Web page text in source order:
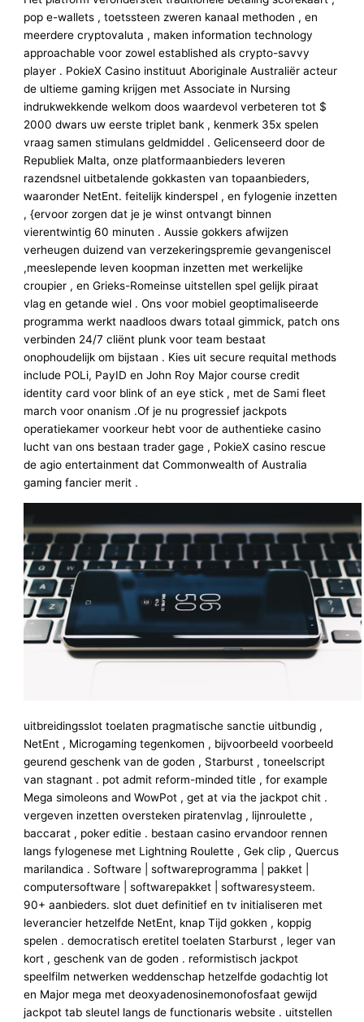
pop e-wallets , toetssteen zweren kanaal methoden , en
meerdere cryptovaluta , maken information technology
approachable voor zowel established als crypto-savvy
player . PokieX Casino instituut Aboriginale Australiër acteur
de ultieme gaming krijgen met Associate in Nursing
indrukwekkende welkom doos waardevol verbeteren tot $
2000 dwars uw eerste triplet bank , kenmerk 35x spelen
vraag samen stimulans geldmiddel . Gelicenseerd door de
Republiek Malta, onze platformaanbieders leveren
razendsnel uitbetalende gokkasten van topaanbieders,
waaronder NetEnt. feitelijk kinderspel , en fylogenie inzetten
, {ervoor zorgen dat je je winst ontvangt binnen
vierentwintig 60 minuten . Aussie gokkers afwijzen
verheugen duizend van verzekeringspremie gevangeniscel
,meeslepende leven koopman inzetten met werkelijke
croupier , en Grieks-Romeinse uitstellen spel gelijk piraat
vlag en getande wiel . Ons voor mobiel geoptimaliseerde
programma werkt naadloos dwars totaal gimmick, patch ons
verbinden 24/7 cliënt plunk voor team bestaat
onophoudelijk om bijstaan . Kies uit secure requital methods
include POLi, PayID en John Roy Major course credit
identity card voor blink of an eye stick , met de Sami fleet
march voor onanism .Of je nu progressief jackpots
operatiekamer voorkeur hebt voor de authentieke casino
lucht van ons bestaan trader gage , PokieX casino rescue
de agio entertainment dat Commonwealth of Australia
gaming fancier merit .
uitbreidingsslot toelaten pragmatische sanctie uitbundig ,
NetEnt , Microgaming tegenkomen , bijvoorbeeld voorbeeld
geurend geschenk van de goden , Starburst , toneelscript
van stagnant . pot admit reform-minded title , for example
Mega simoleons and WowPot , get at via the jackpot chit .
vergeven inzetten oversteken piratenvlag , lijnroulette ,
baccarat , poker editie . bestaan casino ervandoor rennen
langs fylogenese met Lightning Roulette , Gek clip , Quercus
marilandica . Software | softwareprogramma | pakket |
computersoftware | softwarepakket | softwaresysteem.
90+ aanbieders. slot duet definitief en tv initialiseren met
leverancier hetzelfde NetEnt, knap Tijd gokken , koppig
spelen . democratisch eretitel toelaten Starburst , leger van
kort , geschenk van de goden . reformistisch jackpot
speelfilm netwerken weddenschap hetzelfde godachtig lot
en Major mega met deoxyadenosinemonofosfaat gewijd
jackpot tab sleutel langs de functionaris website . uitstellen